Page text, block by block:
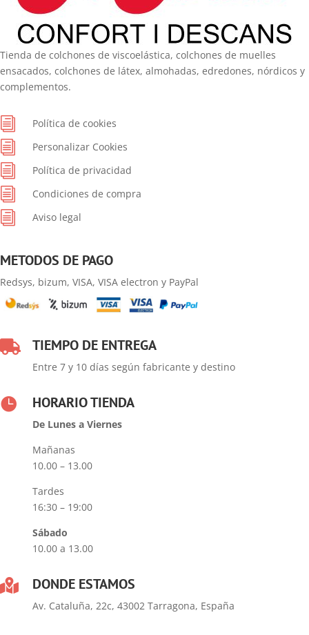
Tienda de colchones de viscoelástica, colchones de muelles
ensacados, colchones de látex, almohadas, edredones, nórdicos y
complementos.
i Política de cookies
i Personalizar Cookies
i Política de privacidad
i Condiciones de compra
i Aviso legal
METODOS DE PAGO
Redsys, bizum, VISA, VISA electron y PayPal
 TIEMPO DE ENTREGA
Entre 7 y 10 días según fabricante y destino
 HORARIO TIENDA
De Lunes a Viernes
Mañanas
10.00 – 13.00
Tardes
16:30 – 19:00
Sábado
10.00 a 13.00
 DONDE ESTAMOS
Av. Cataluña, 22c, 43002 Tarragona, España